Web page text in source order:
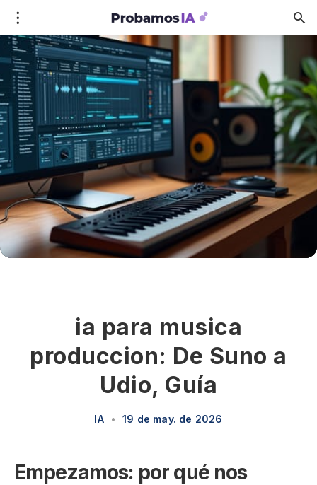
ia para musica
produccion: De Suno a
Udio, Guía
IA • 19 de may. de 2026
Empezamos: por qué nos